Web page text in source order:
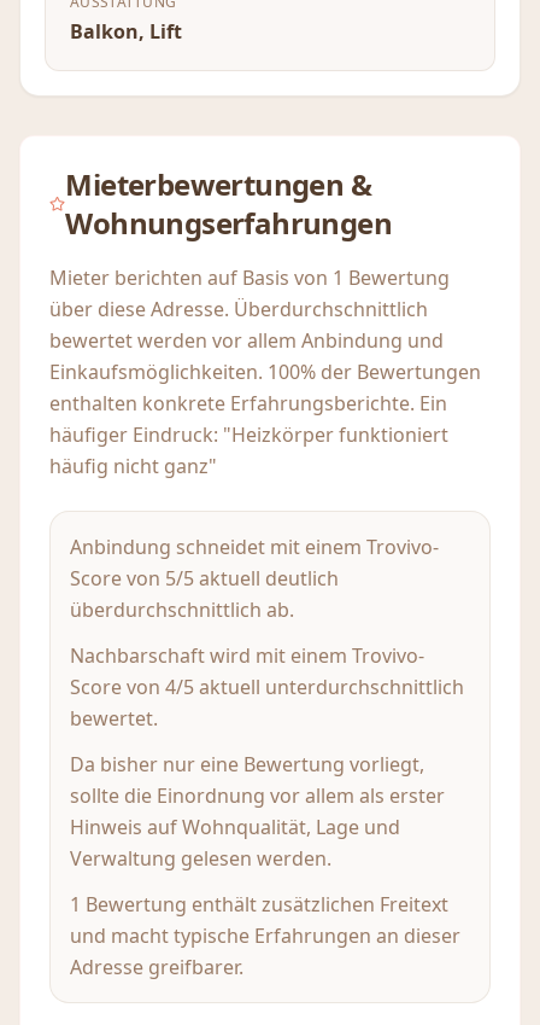
Balkon, Lift
Mieterbewertungen &
Wohnungserfahrungen
Mieter berichten auf Basis von 1 Bewertung
über diese Adresse. Überdurchschnittlich
bewertet werden vor allem Anbindung und
Einkaufsmöglichkeiten. 100% der Bewertungen
enthalten konkrete Erfahrungsberichte. Ein
häufiger Eindruck: "Heizkörper funktioniert
häufig nicht ganz"
Anbindung schneidet mit einem Trovivo-
Score von 5/5 aktuell deutlich
überdurchschnittlich ab.
Nachbarschaft wird mit einem Trovivo-
Score von 4/5 aktuell unterdurchschnittlich
bewertet.
Da bisher nur eine Bewertung vorliegt,
sollte die Einordnung vor allem als erster
Hinweis auf Wohnqualität, Lage und
Verwaltung gelesen werden.
1 Bewertung enthält zusätzlichen Freitext
und macht typische Erfahrungen an dieser
Adresse greifbarer.